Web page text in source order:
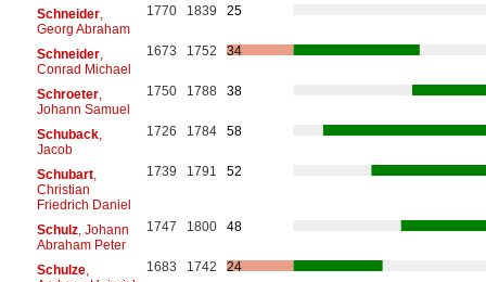
Schneider,
Georg Abraham
1770 1839 25
Schneider,
Conrad Michael
1673 1752 34
Schroeter,
Johann Samuel
1750 1788 38
Schuback,
Jacob
1726 1784 58
Schubart,
Christian
Friedrich Daniel
1739 1791 52
Schulz, Johann
Abraham Peter
1747 1800 48
Schulze,
1683 1742 24